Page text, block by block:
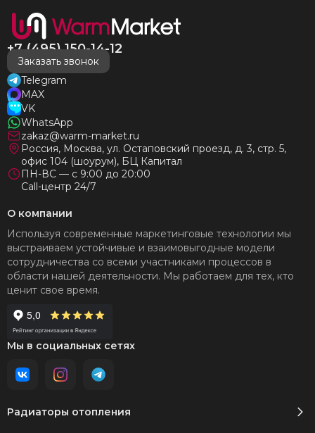
+7 (495) 150-14-12
Заказать звонок
Telegram
MAX
VK
WhatsApp
zakaz@warm-market.ru
Россия, Москва, ул. Остаповский проезд, д. 3, стр. 5,
офис 104 (шоурум), БЦ Капитал
ПН-ВС — с 9:00 до 20:00
Call-центр 24/7
Радиаторы отопления
О компании
Используя современные маркетинговые технологии мы
выстраиваем устойчивые и взаимовыгодные модели
сотрудничества со всеми участниками процессов в
области нашей деятельности. Мы работаем для тех, кто
ценит свое время.
Мы в социальных сетях